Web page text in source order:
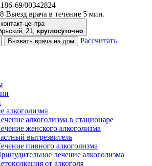
69/00342824
8 Выезд врача в течение 5 мин.
центра
21, круглосуточно
Вызвать врача на дом
Рассчитать
алкоголизма
алкоголизма в стационаре
женского алкоголизма
вытрезвитель
пивного алкоголизма
лечение алкоголизма
от алкоголя